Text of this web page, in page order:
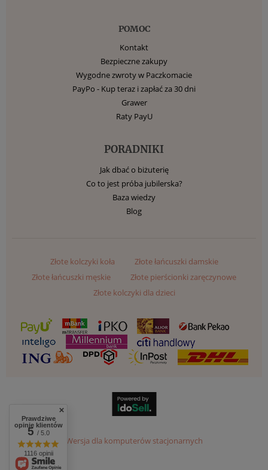
POMOC
Kontakt
Bezpieczne zakupy
Wygodne zwroty w Paczkomacie
PayPo - Kup teraz i zapłać za 30 dni
Grawer
Raty PayU
PORADNIKI
Jak dbać o biżuterię
Co to jest próba jubilerska?
Baza wiedzy
Blog
Złote kolczyki koła
Złote łańcuszki damskie
Złote łańcuszki męskie
Złote pierścionki zaręczynowe
Złote kolczyki dla dzieci
Wersja dla komputerów stacjonarnych
Prawdziwe
opinie klientów
5/ 5.0
1116 opinii